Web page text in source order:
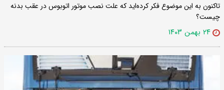
تاکنون به این موضوع فکر کرده‌اید که علت نصب موتور اتوبوس در عقب بدنه
چیست؟
۲۴ بهمن ۱۴۰۳